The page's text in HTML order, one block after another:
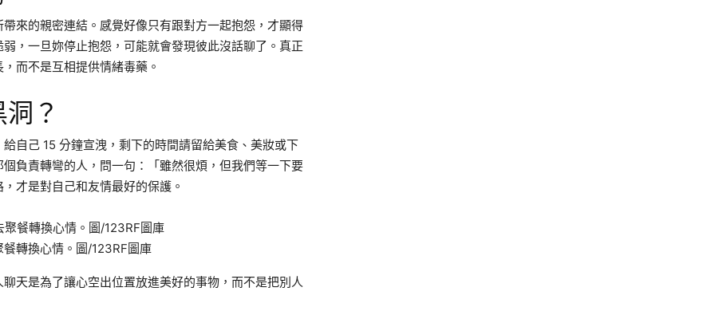
來的親密連結。感覺好像只有跟對方一起抱怨，才顯得
，一旦妳停止抱怨，可能就會發現彼此沒話聊了。真正
而不是互相提供情緒毒藥。
？
自己 15 分鐘宣洩，剩下的時間請留給美食、美妝或下
負責轉彎的人，問一句：「雖然很煩，但我們等一下要
才是對自己和友情最好的保護。
轉換心情。圖/123RF圖庫
天是為了讓心空出位置放進美好的事物，而不是把別人